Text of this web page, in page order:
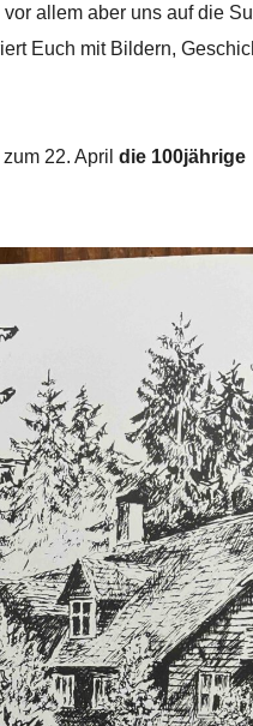
allem aber uns auf die
Euch mit Bildern,
22. April die 100jährige